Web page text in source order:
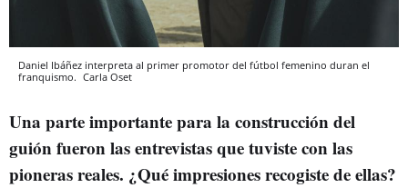
Daniel Ibáñez interpreta al primer promotor del fútbol femenino duran el
franquismo. Carla Oset
Una parte importante para la construcción del
guión fueron las entrevistas que tuviste con las
pioneras reales. ¿Qué impresiones recogiste de ellas?